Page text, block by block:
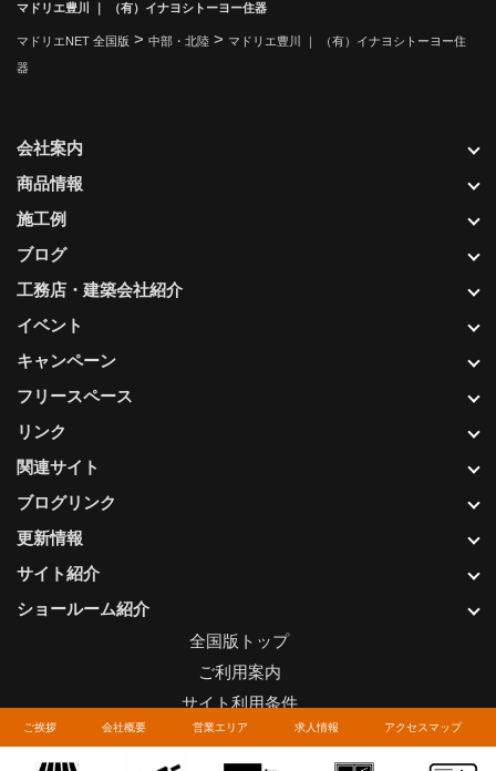
ご挨拶 会社概要 営業エリア 求人情報 アクセスマップ
マドリエ豊川 ｜ （有）イナヨシトーヨー住器
マドリエNET 全国版 > 中部・北陸 > マドリエ豊川 ｜ （有）イナヨシトーヨー住
器
更新情報
サイト紹介
ショールーム紹介
会社案内
商品情報
施工例
ブログ
工務店・建築会社紹介
イベント
キャンペーン
フリースペース
リンク
関連サイト
ブログリンク
全国版トップ
ご利用案内
サイト利用条件
プライバシーポリシー
関連リンク